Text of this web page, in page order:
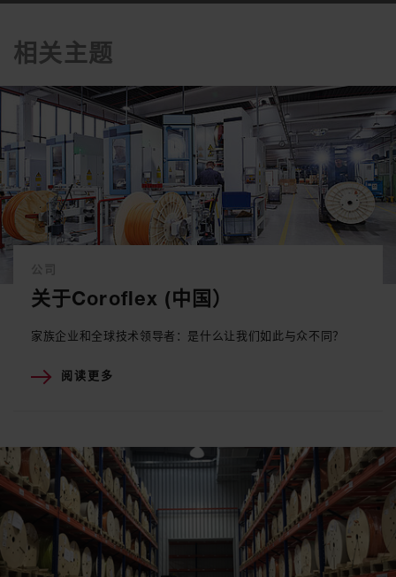
相关主题
关于Coroflex (中国）
家族企业和全球技术领导者：是什么让我们如此与众不同？
阅读更多